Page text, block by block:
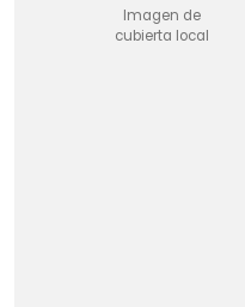
Imagen de
cubierta local